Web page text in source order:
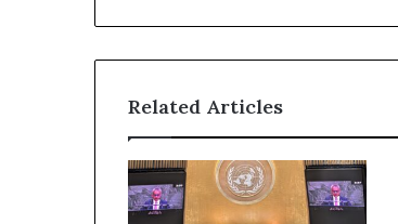
Related Articles